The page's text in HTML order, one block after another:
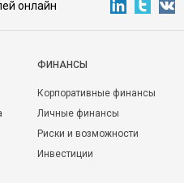
онлайн
ФИНАНСЫ
Корпоративные финансы
Личные финансы
Риски и возможности
Инвестиции